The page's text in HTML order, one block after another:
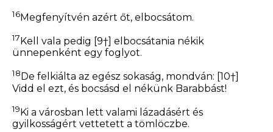
16Megfenyítvén azért őt, elbocsátom.
17 Kell vala pedig [9†] elbocsátania nékik
ünnepenként egy foglyot.
18 De felkiálta az egész sokaság, mondván: [10†]
Vidd el ezt, és bocsásd el nékünk Barabbást!
19Ki a városban lett valami lázadásért és
gyilkosságért vettetett a tömlöczbe.